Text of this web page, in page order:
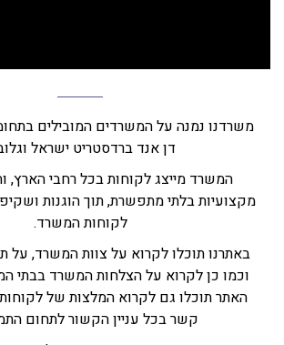
משרדנו נמנה על המשרדים המובילים
דן אנד ברדסטריט ישראל
המשרד מייצג לקוחות בכל רחבי הארץ,
מקצועיות בלתי מתפשרת, תוך הוגנות
לקוחות המשרד.
באתרנו תוכלו לקרוא על צוות המשרד, על
וכמו כן לקרוא על הצלחות המשרד בבתי
האתר תוכלו גם לקרוא המלצות של
קשר בכל עניין הקשור לתחום